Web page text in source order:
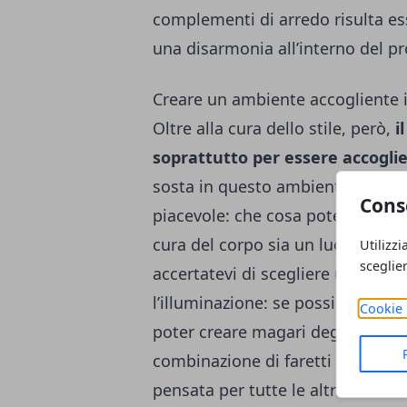
Cookie
complementi di arredo risulta
una disarmonia all’interno del
Creare un ambiente accogliente
Oltre alla cura dello stile, però,
soprattutto per essere
sosta in questo ambiente
piacevole: che cosa potete fare,
cura del corpo sia un luogo da
accertatevi di scegliere una
l’illuminazione: se possibile,
poter creare magari degli
combinazione di faretti per la
pensata per tutte le altre